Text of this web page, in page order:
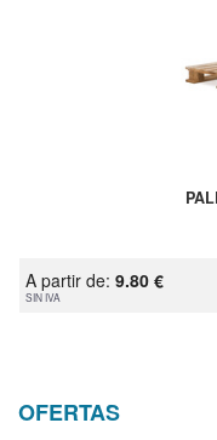
A partir de: 9.80 €
SIN IVA
OFERTAS